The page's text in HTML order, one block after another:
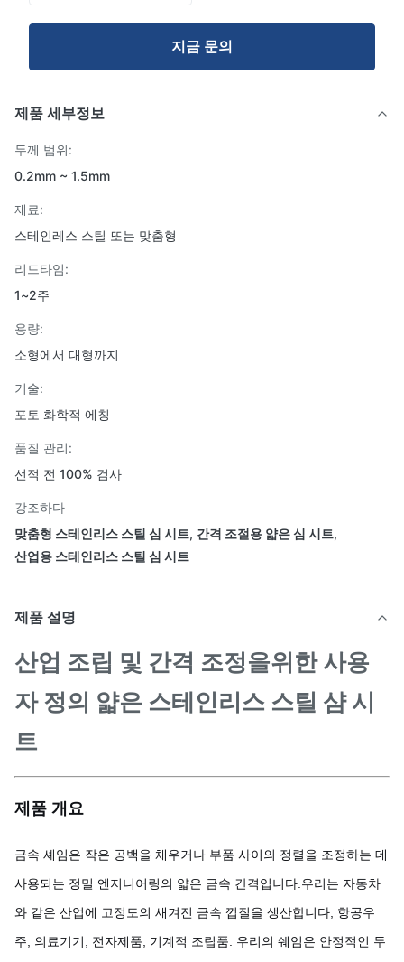
지금 문의
제품 세부정보
두께 범위:
0.2mm ~ 1.5mm
재료:
스테인레스 스틸 또는 맞춤형
리드타임:
1~2주
용량:
소형에서 대형까지
기술:
포토 화학적 에칭
품질 관리:
선적 전 100% 검사
강조하다
맞춤형 스테인리스 스틸 심 시트, 간격 조절용 얇은 심 시트,
산업용 스테인리스 스틸 심 시트
제품 설명
산업 조립 및 간격 조정을위한 사용
자 정의 얇은 스테인리스 스틸 샴 시
트
제품 개요
금속 셰임은 작은 공백을 채우거나 부품 사이의 정렬을 조정하는 데
사용되는 정밀 엔지니어링의 얇은 금속 간격입니다.우리는 자동차
와 같은 산업에 고정도의 새겨진 금속 껍질을 생산합니다, 항공우
주, 의료기기, 전자제품, 기계적 조립품. 우리의 쉐임은 안정적인 두